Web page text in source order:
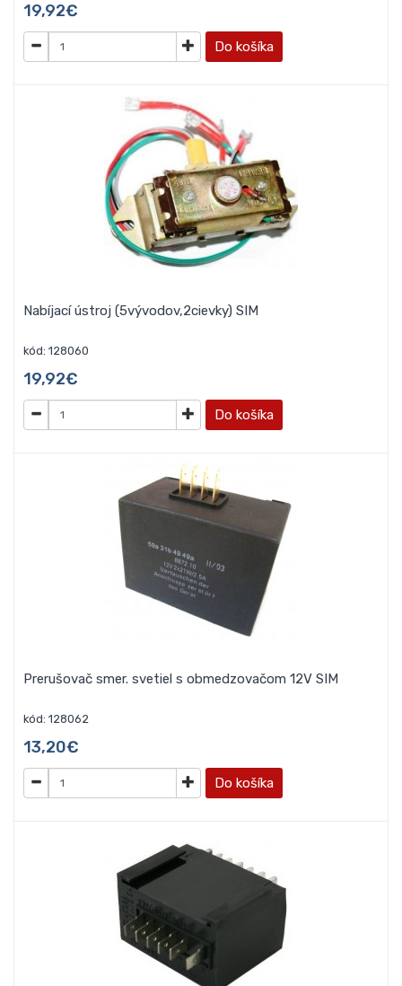
19,92€
Do košíka
Nabíjací ústroj (5vývodov,2cievky) SIM
kód: 128060
19,92€
Do košíka
Prerušovač smer. svetiel s obmedzovačom 12V SIM
kód: 128062
13,20€
Do košíka